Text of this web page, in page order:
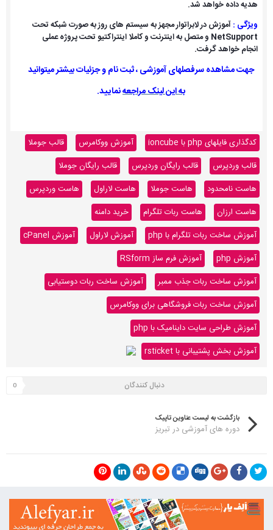
هدیه داده خواهد شد.
ویژگی :آموزش در لابراتوار مجهز به سیستم های روز به صورت شبکه تحت
NetSupport و متصل به اینترنت و کاملا اینتراکتیو تحت پروژه عملی
انجام خواهد گرفت.
جهت مشاهده سرفصلهای آموزشی ، ثبت نام و جزئیات بیشتر میتوانید
به این لینک مراجعهنمایید.
کدگذاری فایلهای php با ioncube آموزش ووکامرس
قالب جوملا
قالب وردپرس
قالب رایگان وردپرس
قالب رایگان جوملا
هاست نامحدود
هاست جوملا هاست لاراول
هاست وردپرس
هاست ارزان
هاست ربات تلگرام
خرید دامنه
آموزش ساخت ربات تلگرام با php
آموزش لاراول
آموزش cPanel
آموزش php
آموزش فرم ساز RSform
آموزش ساخت ربات جذب ممبر
آموزش ساخت ربات دوستیابی
آموزش ساخت ربات فروشگاهی برای ووکامرس
آموزش طراحی سایت داینامیک با php
آموزش بخش پشتیبانی با rsticket
دنبال کنندگان 0
بازگشت به لیست عناوین تاپیک
دوره های آموزشی در تبریز